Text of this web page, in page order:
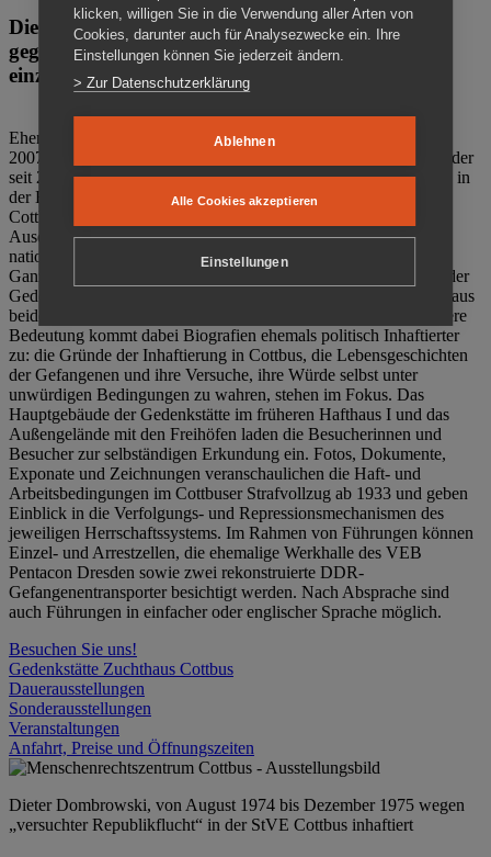
Die Gedenkstätte Zuchthaus Cottbus ist ein Ort
gegen das Vergessen. Anschaulich, nah und
einzigartig.
Ehemalige politische Häftlinge der DDR gründeten im Oktober
2007 den Verein Menschenrechtszentrum Cottbus e. V. (MRZ), der
seit 2011 Eigentümer des ehemaligen Gefängnisses (1860-2002) in
der Bautzener Straße und Träger der Gedenkstätte Zuchthaus
Cottbus ist. Im Zentrum der Arbeit der Gedenkstätte steht die
Auseinandersetzung mit politischem Unrecht während der
nationalsozialistischen Terrorherrschaft und der SED-Diktatur.
Ganzjährig zeigen mehrere Dauer- und Sonderausstellungen in der
Gedenkstätte Zuchthaus Cottbus Beispiele politischen Unrechts aus
beiden deutschen Diktaturen des 20. Jahrhunderts. Eine besondere
Bedeutung kommt dabei Biografien ehemals politisch Inhaftierter
zu: die Gründe der Inhaftierung in Cottbus, die Lebensgeschichten
der Gefangenen und ihre Versuche, ihre Würde selbst unter
unwürdigen Bedingungen zu wahren, stehen im Fokus. Das
Hauptgebäude der Gedenkstätte im früheren Hafthaus I und das
Außengelände mit den Freihöfen laden die Besucherinnen und
Besucher zur selbständigen Erkundung ein. Fotos, Dokumente,
Exponate und Zeichnungen veranschaulichen die Haft- und
Arbeitsbedingungen im Cottbuser Strafvollzug ab 1933 und geben
Einblick in die Verfolgungs- und Repressionsmechanismen des
jeweiligen Herrschaftssystems. Im Rahmen von Führungen können
Einzel- und Arrestzellen, die ehemalige Werkhalle des VEB
Pentacon Dresden sowie zwei rekonstruierte DDR-
Gefangenentransporter besichtigt werden. Nach Absprache sind
auch Führungen in einfacher oder englischer Sprache möglich.
Besuchen Sie uns!
Gedenkstätte Zuchthaus Cottbus
Dauerausstellungen
Sonderausstellungen
Veranstaltungen
Anfahrt, Preise und Öffnungszeiten
Dieter Dombrowski, von August 1974 bis Dezember 1975 wegen
„versuchter Republikflucht“ in der StVE Cottbus inhaftiert
klicken, willigen Sie in die Verwendung aller Arten von
Cookies, darunter auch für Analysezwecke ein. Ihre
Einstellungen können Sie jederzeit ändern.
> Zur Datenschutzerklärung
Ablehnen
Alle Cookies akzeptieren
Einstellungen